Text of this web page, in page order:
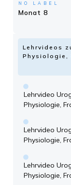
NO LABEL
Monat 8
Lehrvideos
Physiologie,
Lehrvideo
Physiologie,
Lehrvideo
Physiologie,
Lehrvideo
Physiologie,